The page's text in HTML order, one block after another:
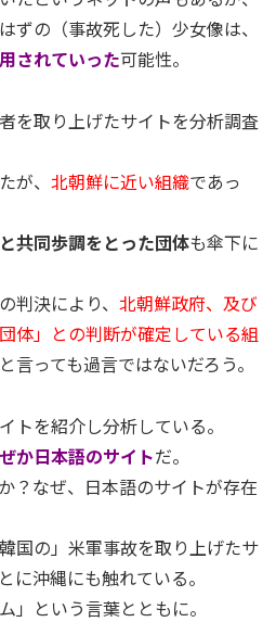
ずの（事故死した）少女像は、
されていった可能性。
を取り上げたサイトを分析調査
が、 北朝鮮に近い組織であっ
共同歩調をとった団体も傘下に
判決により、 北朝鮮政府、及び
体」との判断が確定している組
言っても過言ではないだろう。
トを紹介し分析している。
か日本語のサイトだ。
？なぜ、日本語のサイトが存在
国の」米軍事故を取り上げたサ
に沖縄にも触れている。
」という言葉とともに。